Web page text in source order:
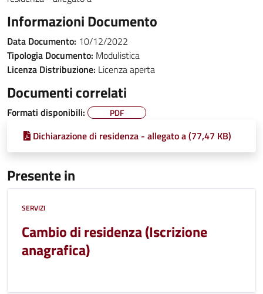
Informazioni Documento
Data Documento: 10/12/2022
Tipologia Documento: Modulistica
Licenza Distribuzione: Licenza aperta
Documenti correlati
Formati disponibili: PDF
Dichiarazione di residenza - allegato a (77,47 KB)
Presente in
SERVIZI
Cambio di residenza (Iscrizione
anagrafica)